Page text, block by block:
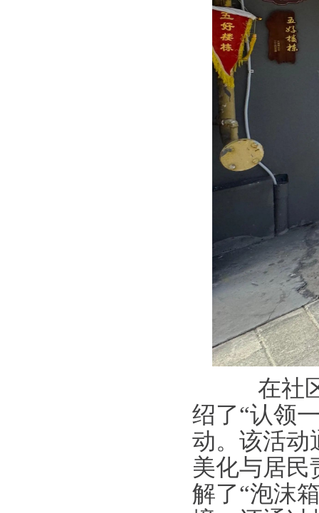
在社区
绍了“认领
动。该活动
美化与居民
解了“泡沫